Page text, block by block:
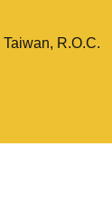
R.O.C.